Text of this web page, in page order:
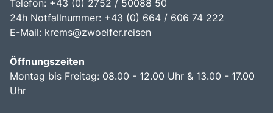
Telefon: +43 (0) 2752 / 50088 50
24h Notfallnummer: +43 (0) 664 / 606 74 222
E-Mail: krems@zwoelfer.reisen
Öffnungszeiten
Montag bis Freitag: 08.00 - 12.00 Uhr & 13.00 - 17.00
Uhr